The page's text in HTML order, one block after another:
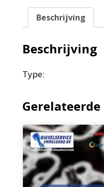
Beschrijving
Beschrijving
Type: